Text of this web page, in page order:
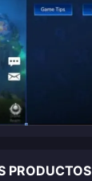
PRODUCTOS